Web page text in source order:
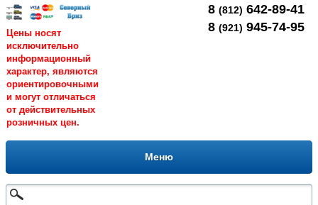
Цены носят
исключительно
информационный
характер, являются
ориентировочными
и могут отличаться
от действительных
розничных цен.
8 (812) 642-89-41
8 (921) 945-74-95
Меню